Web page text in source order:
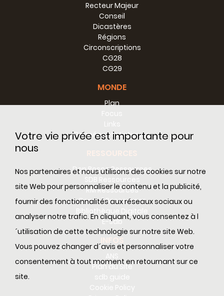
Votre vie privée est importante pour
nous
Nos partenaires et nous utilisons des cookies sur notre
site Web pour personnaliser le contenu et la publicité,
fournir des fonctionnalités aux réseaux sociaux ou
analyser notre trafic. En cliquant, vous consentez à l
´utilisation de cette technologie sur notre site Web.
Vous pouvez changer d´avis et personnaliser votre
consentement à tout moment en retournant sur ce
site.
Recteur Majeur
Conseil
Dicastères
Régions
Circonscriptions
CG28
CG29
MONDE
Plan
Données statistiques
Don Bosco Ressources
RM Ressources
Conseil Ressources
Bibliothèque Digitale
E-sdb
Plan du Site